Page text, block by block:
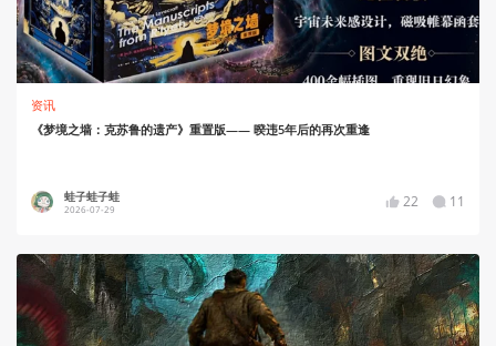
资讯
《梦境之墙：克苏鲁的遗产》重置版—— 暌违5年后的再次重逢
蛙子蛙子蛙
2026-07-29 22 11